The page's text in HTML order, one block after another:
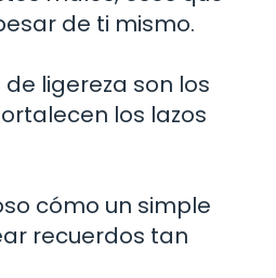
de ti mismo.
ligereza son los
los lazos
cómo un simple
recuerdos tan